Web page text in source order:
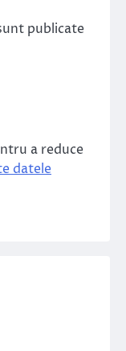
publicate
a reduce
datele